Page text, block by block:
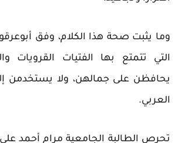
وما يثبت صحة هذا الكلام، وفق
التي تتمتع بها الفتيات القرويات
يحافظن على جمالهن، ولا يستخدمن
العربي.
تحرص الطالبة الجامعية مرام أحمد